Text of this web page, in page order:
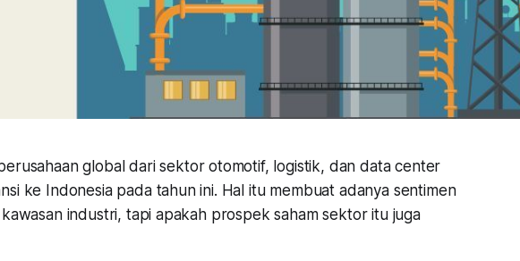
global dari sektor otomotif, logistik, dan data center
ke Indonesia pada tahun ini. Hal itu membuat adanya sentimen
industri, tapi apakah prospek saham sektor itu juga